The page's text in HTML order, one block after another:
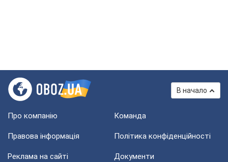
В начало
Про компанію Команда
Правова інформація Політика конфіденційності
Реклама на сайті Документи